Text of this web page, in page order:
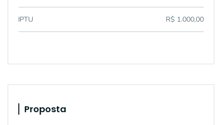
IPTU R$ 1.000,00
Proposta